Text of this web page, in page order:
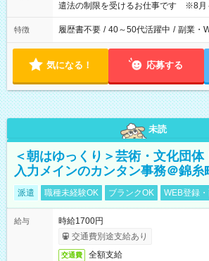
遣法の制限を受けるお仕事です ※8月
特徴 履歴書不要 / 40～50代活躍中 / 副業・
気になる！ 応募する
未読
＜朝はゆっくり＞芸術・文化団体
入力メインのカンタン事務＠錦糸
派遣 職種未経験OK ブランクOK WEB登録
給与
時給1700円
交通費別途支給あり
交通費 全額支給